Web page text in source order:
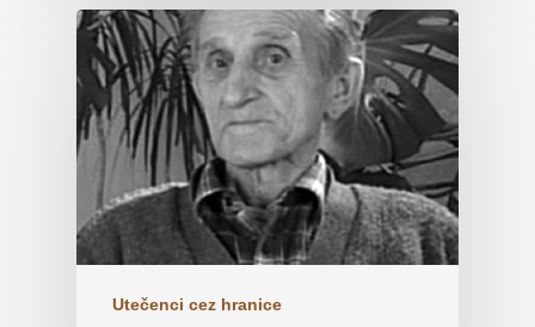
Utečenci cez hranice